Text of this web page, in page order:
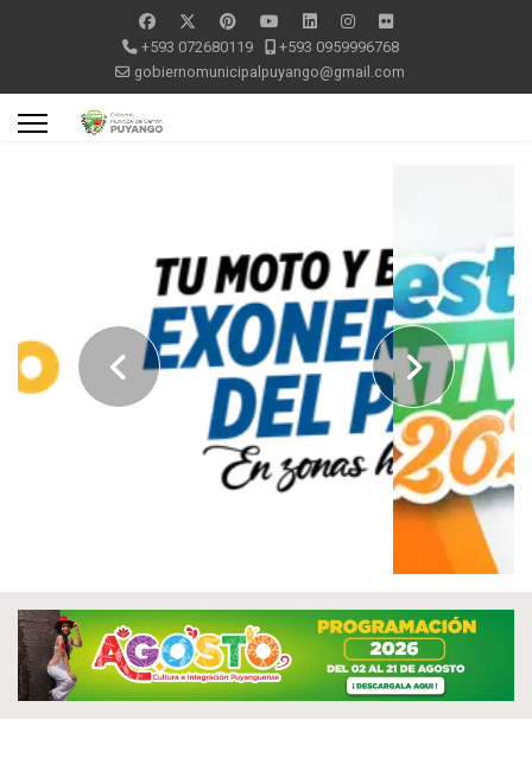
+593 072680119
+593 0959996768
gobiernomunicipalpuyango@gmail.com